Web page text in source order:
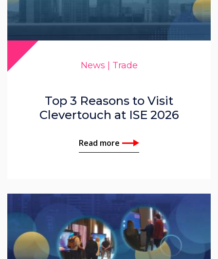
News | Trade
Top 3 Reasons to Visit
Clevertouch at ISE 2026
Read more